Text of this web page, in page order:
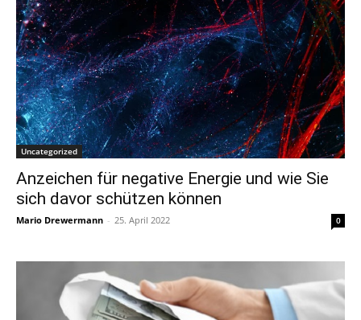
Uncategorized
Anzeichen für negative Energie und wie Sie
sich davor schützen können
Mario Drewermann - 25. April 2022 0